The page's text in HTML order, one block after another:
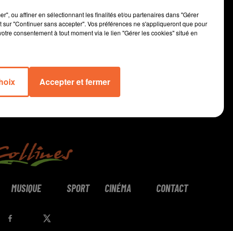
MUSIQUE SPORT CINÉMA CONTACT
ou affiner en sélectionnant les finalités et/ou partenaires dans "Gérer
"Continuer sans accepter". Vos préférences ne s'appliqueront que pour
consentement à tout moment via le lien "Gérer les cookies" situé en
Accepter et fermer